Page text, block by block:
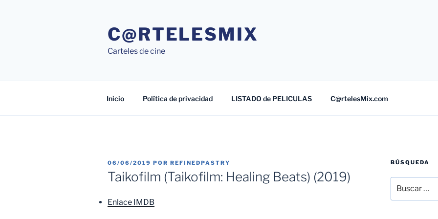
C@RTELESMIX
Carteles de cine
Inicio Política de privacidad LISTADO de PELICULAS C@rtelesMix.com
PUBLICADO
EL
06/06/2019 POR REFINEDPASTRY
Taikofilm (Taikofilm: Healing Beats) (2019)
Enlace IMDB
BÚSQUEDA
por: